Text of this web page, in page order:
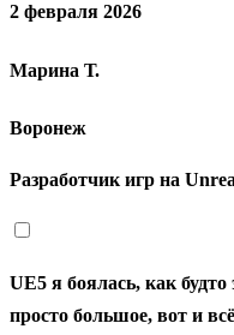
2 февраля 2026
Марина Т.
Воронеж
Разработчик игр на
UE5 я боялась, как
просто большое, вот и